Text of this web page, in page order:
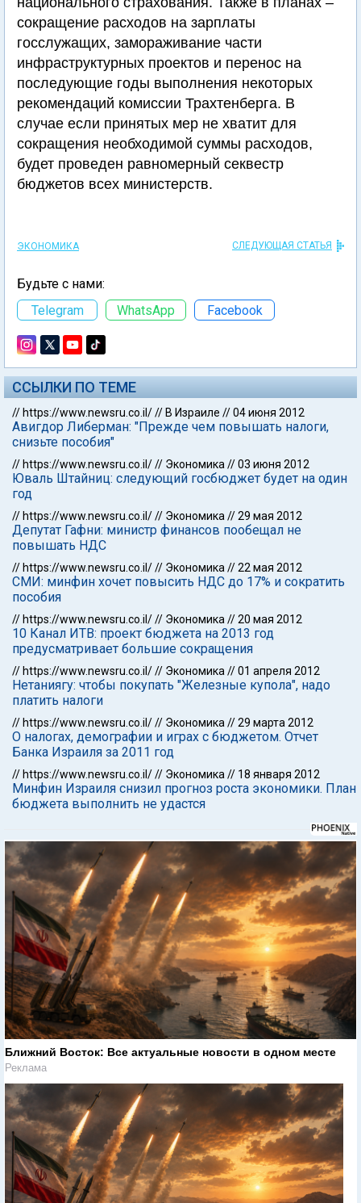
сокращение расходов на зарплаты
госслужащих, замораживание части
инфраструктурных проектов и перенос на
последующие годы выполнения некоторых
рекомендаций комиссии Трахтенберга. В
случае если принятых мер не хватит для
сокращения необходимой суммы расходов,
будет проведен равномерный секвестр
бюджетов всех министерств.
ЭКОНОМИКА СЛЕДУЮЩАЯ СТАТЬЯ
Будьте с нами:
Telegram
WhatsApp Facebook
ССЫЛКИ ПО ТЕМЕ
// https://www.newsru.co.il/// В Израиле //04 июня 2012
Авигдор Либерман: "Прежде чем повышать налоги,
снизьте пособия"
// https://www.newsru.co.il/// Экономика //03 июня 2012
Юваль Штайниц: следующий госбюджет будет на один
год
// https://www.newsru.co.il/// Экономика //29 мая 2012
Депутат Гафни: министр финансов пообещал не
повышать НДС
// https://www.newsru.co.il/// Экономика //22 мая 2012
СМИ: минфин хочет повысить НДС до 17% и сократить
пособия
// https://www.newsru.co.il/// Экономика //20 мая 2012
10 Канал ИТВ: проект бюджета на 2013 год
предусматривает большие сокращения
// https://www.newsru.co.il/// Экономика //01 апреля 2012
Нетаниягу: чтобы покупать "Железные купола", надо
платить налоги
// https://www.newsru.co.il/// Экономика //29 марта 2012
О налогах, демографии и играх с бюджетом. Отчет
Банка Израиля за 2011 год
// https://www.newsru.co.il/// Экономика // 18 января 2012
Минфин Израиля снизил прогноз роста экономики. План
бюджета выполнить не удастся
Ближний Восток: Все актуальные новости в одном месте
Реклама